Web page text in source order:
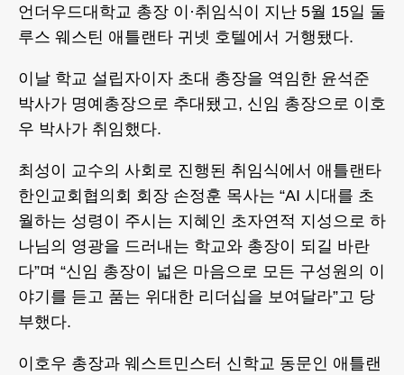
언더우드대학교 총장 이·취임식이 지난 5월 15일 둘
루스 웨스틴 애틀랜타 귀넷 호텔에서 거행됐다.
이날 학교 설립자이자 초대 총장을 역임한 윤석준
박사가 명예총장으로 추대됐고, 신임 총장으로 이호
우 박사가 취임했다.
최성이 교수의 사회로 진행된 취임식에서 애틀랜타
한인교회협의회 회장 손정훈 목사는 “AI 시대를 초
월하는 성령이 주시는 지혜인 초자연적 지성으로 하
나님의 영광을 드러내는 학교와 총장이 되길 바란
다”며 “신임 총장이 넓은 마음으로 모든 구성원의 이
야기를 듣고 품는 위대한 리더십을 보여달라”고 당
부했다.
이호우 총장과 웨스트민스터 신학교 동문인 애틀랜